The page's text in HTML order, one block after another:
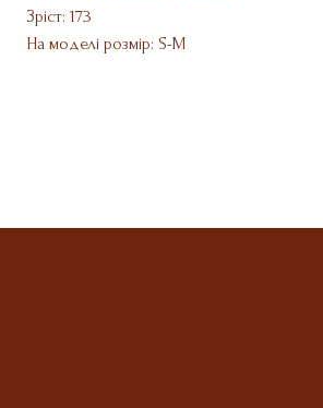
Зріст: 173
На моделі розмір: S-M